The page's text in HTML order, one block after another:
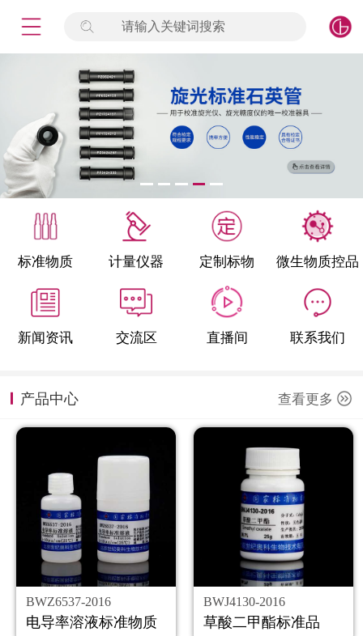
请输入关键词搜索
标准物质 计量仪器 定制标物 微生物质控品
新闻资讯 交流区 直播间 联系我们
产品中心 查看更多
BWZ6537-2016
电导率溶液标准物质
BWJ4130-2016
草酸二甲酯标准品
签到
标准物质
产品专项
微生物检测/质控品
定制标物
定制仪器
新闻资讯
公司主页
购物车
会员中心
联系我们